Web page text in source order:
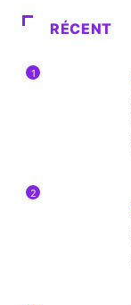
RÉCENT
1
2